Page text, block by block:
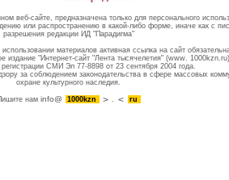
веб-сайте, предназначена только для персонального
или распространению в какой-либо форме, иначе как с
разрешения редакции ИД "Парадигма"
материалов активная ссылка на сайт
издание "Интернет-сайт "Лента тысячелетия" (www. 1000kzn.ru)
регистрации СМИ Эл 77-8898 от 23 сентября 2004 года.
за соблюдением законодательства в сфере массовых
охране культурного наследия.
намinfo@ 1000kzn . ru